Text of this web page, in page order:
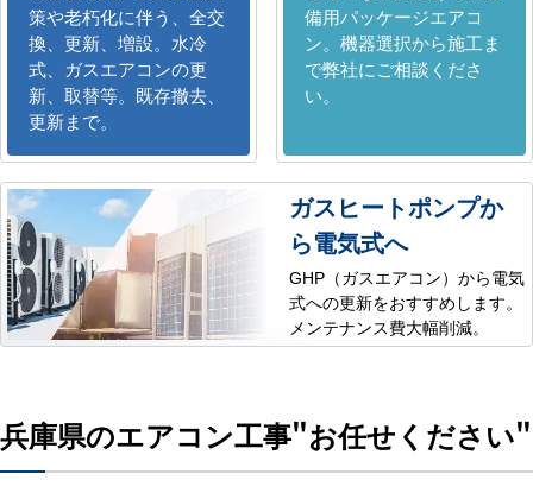
策や老朽化に伴う、全交
換、更新、増設。水冷
式、ガスエアコンの更
新、取替等。既存撤去、
更新まで。
備用パッケージエアコ
ン。機器選択から施工ま
で弊社にご相談くださ
い。
ガスヒートポンプか
ら電気式へ
GHP（ガスエアコン）から電気
式への更新をおすすめします。
メンテナンス費大幅削減。
兵庫県のエアコン工事"お任せください"